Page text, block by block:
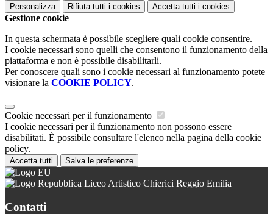
Personalizza Rifiuta tutti i cookies Accetta tutti i cookies
Gestione cookie
In questa schermata è possibile scegliere quali cookie consentire.
I cookie necessari sono quelli che consentono il funzionamento della
piattaforma e non è possibile disabilitarli.
Per conoscere quali sono i cookie necessari al funzionamento potete
visionare la COOKIE POLICY.
Cookie necessari per il funzionamento
I cookie necessari per il funzionamento non possono essere
disabilitati. È possibile consultare l'elenco nella pagina della cookie
policy.
Accetta tutti Salva le preferenze
Liceo Artistico Chierici Reggio Emilia
Contatti